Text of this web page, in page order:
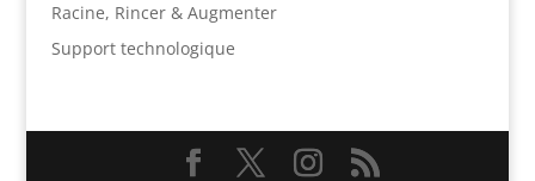
Racine, Rincer & Augmenter
Support technologique